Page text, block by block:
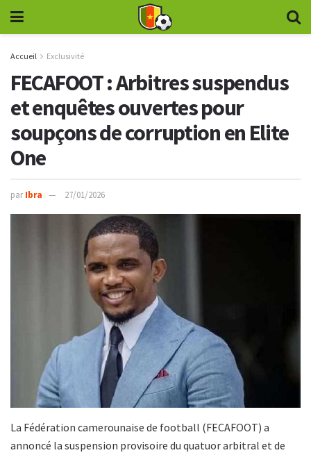
Accueil Exclusivité
FECAFOOT : Arbitres suspendus
et enquêtes ouvertes pour
soupçons de corruption en Elite
One
par Ibra 27/01/2026
La Fédération camerounaise de football (FECAFOOT) a
annoncé la suspension provisoire du quatuor arbitral et de